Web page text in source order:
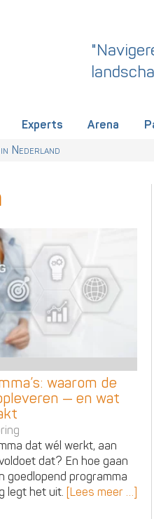
Experts Arena
arbeidsmarkt onderdeel
nodig heeft
Nederland
waarom de
— en wat
dat wél werkt, aan
dat? En hoe gaan
goedlopend programma
legt het uit. [Lees meer …]